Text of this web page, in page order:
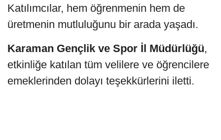
Katılımcılar, hem öğrenmenin hem de
üretmenin mutluluğunu bir arada yaşadı.
Karaman Gençlik ve Spor İl Müdürlüğü,
etkinliğe katılan tüm velilere ve öğrencilere
emeklerinden dolayı teşekkürlerini iletti.